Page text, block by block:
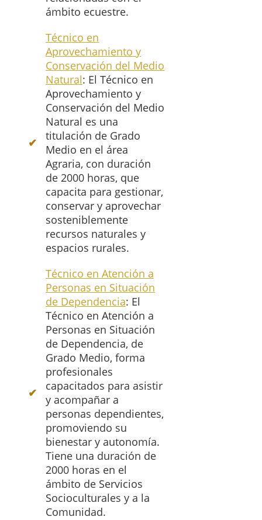
ámbito ecuestre.
Técnico en
Aprovechamiento y
Conservación del Medio
Natural: El Técnico en
Aprovechamiento y
Conservación del Medio
Natural es una
titulación de Grado
Medio en el área
Agraria, con duración
de 2000 horas, que
capacita para gestionar,
conservar y aprovechar
sosteniblemente
recursos naturales y
espacios rurales.
Técnico en Atención a
Personas en Situación
de Dependencia: El
Técnico en Atención a
Personas en Situación
de Dependencia, de
Grado Medio, forma
profesionales
capacitados para asistir
y acompañar a
personas dependientes,
promoviendo su
bienestar y autonomía.
Tiene una duración de
2000 horas en el
ámbito de Servicios
Socioculturales y a la
Comunidad.